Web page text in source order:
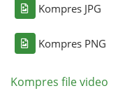
Kompres JPG
Kompres PNG
Kompres file video